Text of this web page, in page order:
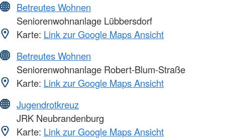
Betreutes Wohnen
Seniorenwohnanlage Lübbersdorf
Karte: Link zur Google Maps Ansicht
Betreutes Wohnen
Seniorenwohnanlage Robert-Blum-Straße
Karte: Link zur Google Maps Ansicht
Jugendrotkreuz
JRK Neubrandenburg
Karte: Link zur Google Maps Ansicht